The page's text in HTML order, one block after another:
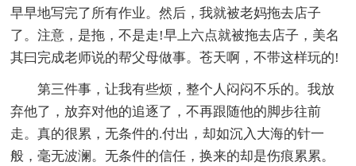
早早地写完了所有作业。然后，我就被老妈拖去店子
了。注意，是拖，不是走!早上六点就被拖去店子，美名
其曰完成老师说的帮父母做事。苍天啊，不带这样玩的!
第三件事，让我有些烦，整个人闷闷不乐的。我放
弃他了，放弃对他的追逐了，不再跟随他的脚步往前
走。真的很累，无条件的.付出，却如沉入大海的针一
般，毫无波澜。无条件的信任，换来的却是伤痕累累。